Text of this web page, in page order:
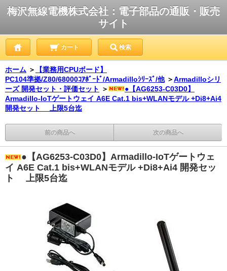
梅沢無線電機株式会社：電子部品の通販・販売
サイト
カート 検索
ホーム ＞
【業務用CPUボード】
PC104準拠/Z80/68000ｺｱﾎﾞｰﾄﾞ/Armadilloｼﾘｰｽﾞ/他 ＞Armadilloシリ
ーズ 開発セット・評価セット ＞
●【AG6253-C03D0】
Armadillo-IoTゲートウェイ A6E Cat.1 bis+WLANモデル +Di8+Ai4
開発セット 上限5台迄
前の商品へ 次の商品へ
●【AG6253-C03D0】Armadillo-IoTゲートウェ
イ A6E Cat.1 bis+WLANモデル +Di8+Ai4 開発セッ
ト 上限5台迄